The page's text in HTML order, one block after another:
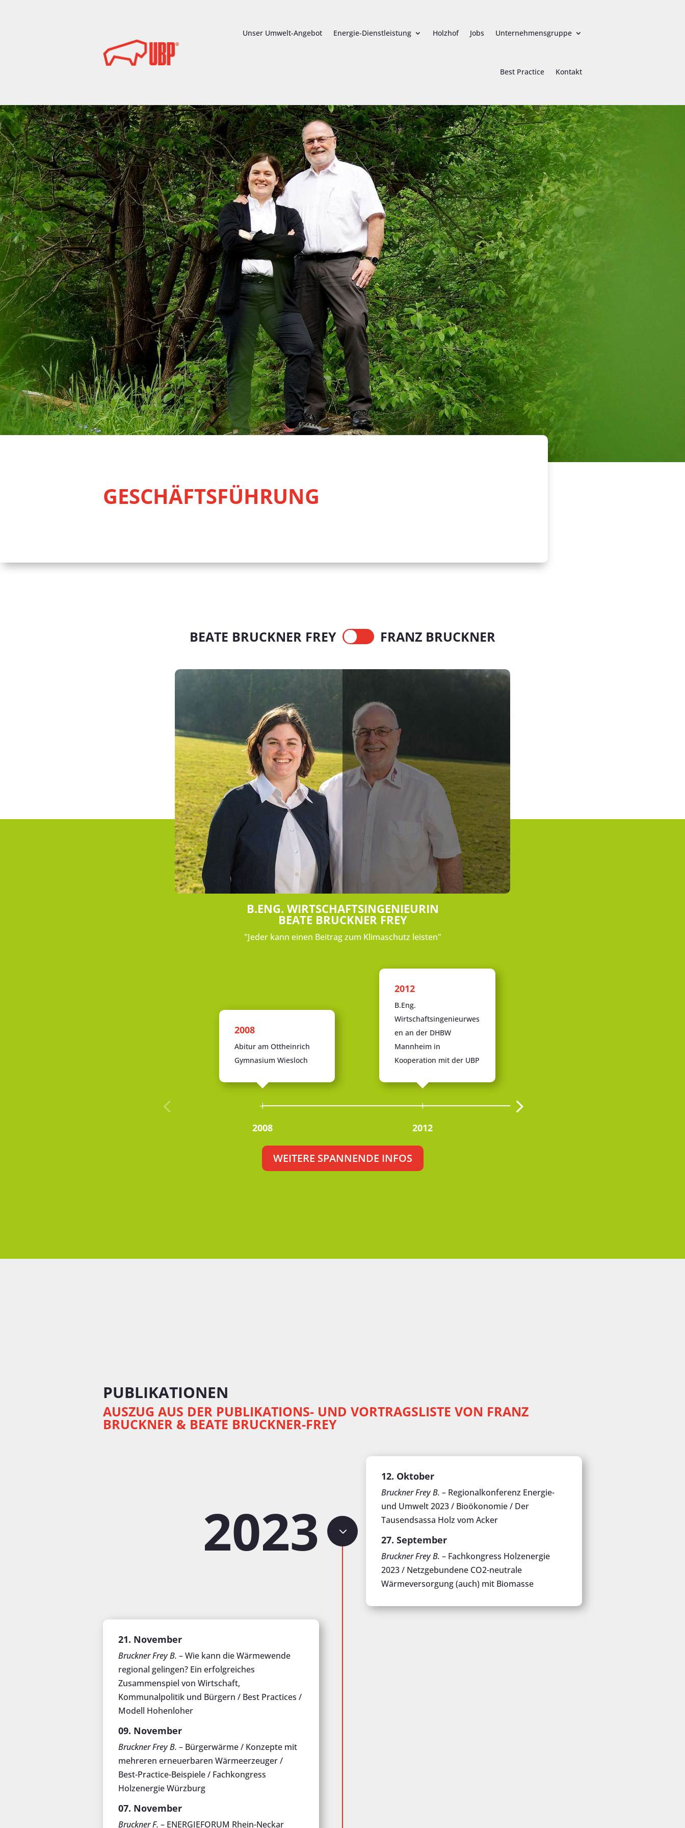
Unser Umwelt-Angebot Energie-Dienstleistung Holzhof Jobs Unternehmensgruppe
Best Practice Kontakt
GESCHÄFTSFÜHRUNG
BEATE BRUCKNER FREY FRANZ BRUCKNER
B.ENG. WIRTSCHAFTSINGENIEURIN
BEATE BRUCKNER FREY
"Jeder kann einen Beitrag zum Klimaschutz leisten"
2008
2008
Abitur am Ottheinrich
Gymnasium Wiesloch
2012
2012
B.Eng.
Wirtschaftsingenieurwes
en an der DHBW
Mannheim in
Kooperation mit der UBP
WEITERE SPANNENDE INFOS
PUBLIKATIONEN
AUSZUG AUS DER PUBLIKATIONS- UND VORTRAGSLISTE VON FRANZ
BRUCKNER & BEATE BRUCKNER-FREY
2023 3
12. Oktober
Bruckner Frey B. – Regionalkonferenz Energie-
und Umwelt 2023 / Bioökonomie / Der
Tausendsassa Holz vom Acker
27. September
Bruckner Frey B. – Fachkongress Holzenergie
2023/ Netzgebundene CO2-neutrale
Wärmeversorgung (auch) mit Biomasse
21. November
Bruckner Frey B. –Wie kann die Wärmewende
regional gelingen? Ein erfolgreiches
Zusammenspiel von Wirtschaft,
Kommunalpolitik und Bürgern / Best Practices /
Modell Hohenloher
09. November
Bruckner Frey B. – Bürgerwärme/ Konzepte mit
mehreren erneuerbaren Wärmeerzeuger /
Best-Practice-Beispiele / Fachkongress
Holzenergie Würzburg
07. November
Bruckner F. – ENERGIEFORUM Rhein-Neckar